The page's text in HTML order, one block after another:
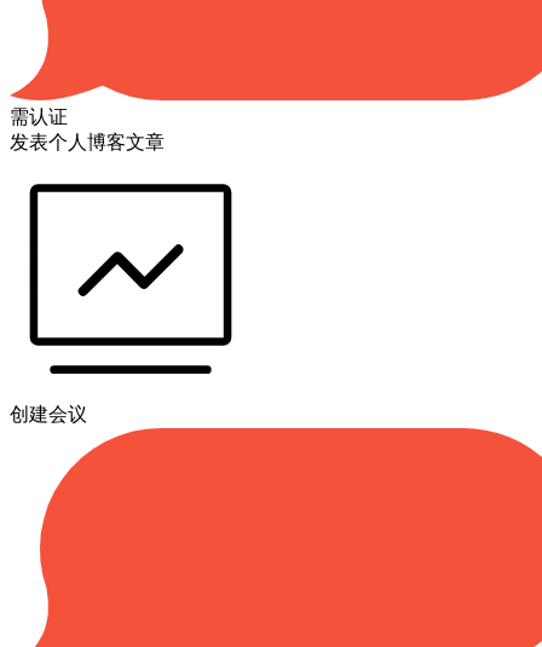
需认证
发表个人博客文章
创建会议